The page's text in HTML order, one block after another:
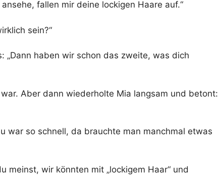
fallen mir deine lockigen Haare auf.“
sein?“
„Dann haben wir schon das zweite, was dich
Aber dann wiederholte Mia langsam und betont:
war so schnell, da brauchte man manchmal etwas
meinst, wir könnten mit „lockigem Haar“ und